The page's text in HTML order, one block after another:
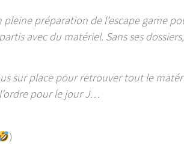
préparation de l’escape game
avec du matériel. Sans ses
sur place pour retrouver tout le
pour le jour J…
)